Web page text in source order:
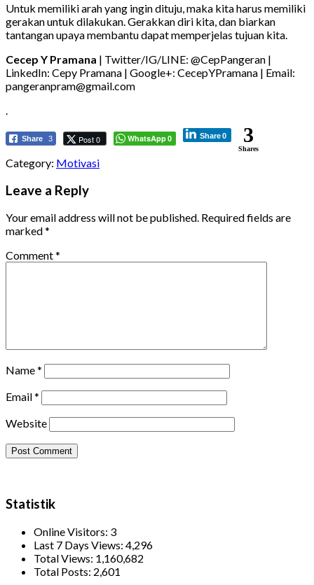
Untuk memiliki arah yang ingin dituju, maka kita harus memiliki
gerakan untuk dilakukan. Gerakkan diri kita, dan biarkan
tantangan upaya membantu dapat memperjelas tujuan kita.
Cecep Y Pramana | Twitter/IG/LINE: @CepPangeran |
LinkedIn: Cepy Pramana | Google+: CecepYPramana | Email:
pangeranpram@gmail.com
.
Share 3 Post 0 WhatsApp0 Share0 3
Shares
Category: Motivasi
Leave a Reply
Your email address will not be published. Required fields are
marked*
Comment*
Name*
Email*
Website
Statistik
Online Visitors: 3
Last 7 Days Views: 4,296
Total Views: 1,160,682
Total Posts: 2,601